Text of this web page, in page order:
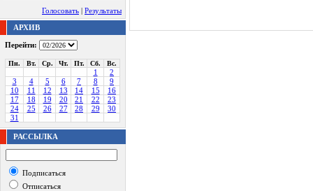
Голосовать | Результаты
АРХИВ
Перейти:
Пн. Вт. Ср. Чт. Пт. Сб. Вс.
1
2
3
4 5 6 7 8
9
10
11 12 13 14 15
16
17
18 19 20 21 22
23
24
25 26 27 28 29
30
31
РАССЫЛКА
Подписаться
Отписаться